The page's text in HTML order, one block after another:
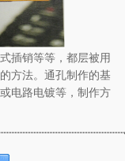
插销等等，都层被用
方法。通孔制作的基
电路电镀等，制作方